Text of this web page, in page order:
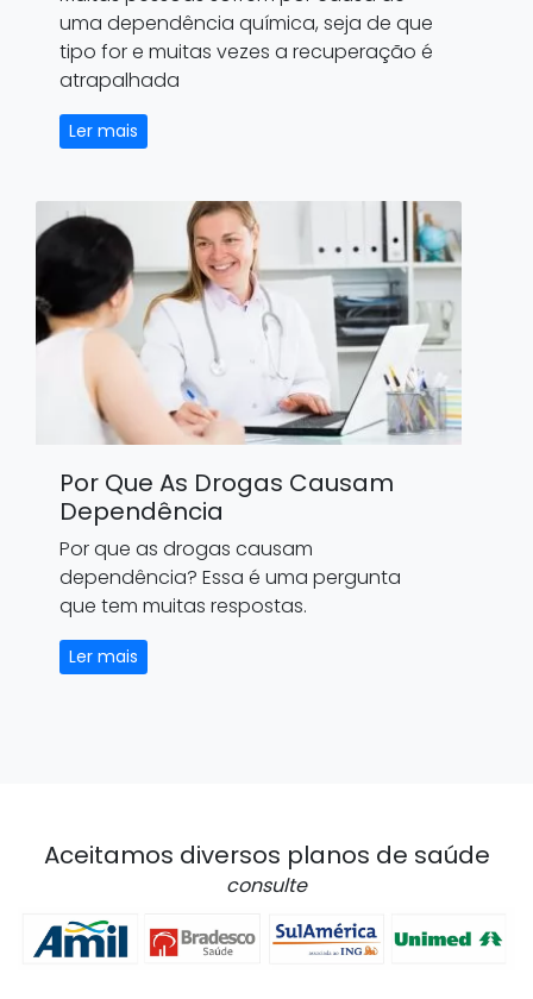
uma dependência química, seja de que
tipo for e muitas vezes a recuperação é
atrapalhada
Ler mais
Por Que As Drogas Causam
Dependência
Por que as drogas causam
dependência? Essa é uma pergunta
que tem muitas respostas.
Ler mais
Aceitamos diversos planos de saúde
consulte